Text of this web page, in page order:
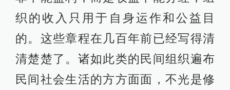
织的收入只用于自身运作和公益目
的。这些章程在几百年前已经写得清
清楚楚了。诸如此类的民间组织遍布
民间社会生活的方方面面，不光是修